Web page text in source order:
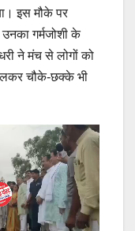
इस मौके पर
गर्मजोशी के
ने मंच से लोगों को
चौके-छक्के भी